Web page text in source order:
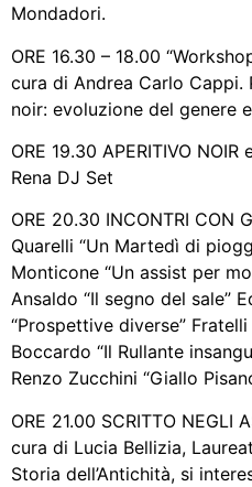
Mondadori.
ORE 16.30 – 18.00
cura di Andrea Carlo Cappi.
noir: evoluzione del genere
ORE 19.30 APERITIVO
Rena DJ Set
ORE 20.30 INCONTRI CON
Quarelli “Un Martedì di
Monticone “Un assist per
Ansaldo “Il segno del sale”
“Prospettive diverse”
Boccardo “Il Rullante
Renzo Zucchini “Giallo
ORE 21.00 SCRITTO NEGLI
cura di Lucia Bellizia,
Storia dell’Antichità, si